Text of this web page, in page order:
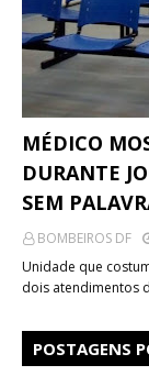
MÉDICO
DURANTE
SEM
BOMBEIROS DF
Unidade que
dois atendimentos
POSTAGENS